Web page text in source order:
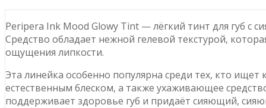
Monthly
Pink
Peripera Ink Mood Glowy Tint — лёгкий тинт для губ с
Средство обладает нежной гелевой текстурой,
ощущения липкости.
Эта линейка особенно популярна среди тех, кто
естественным блеском, а также ухаживающее
поддерживает здоровье губ и придаёт сияющий,